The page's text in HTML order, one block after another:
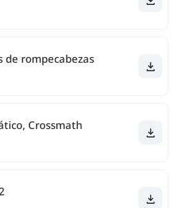
de rompecabezas
Crossmath